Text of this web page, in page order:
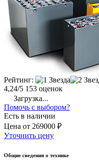
Рейтинг:
4,24/5 153 оценок
Загрузка...
Помочь с выбором?
Есть в наличии
Цена от 269000 ₽
Уточнить цену
Общие сведения о технике